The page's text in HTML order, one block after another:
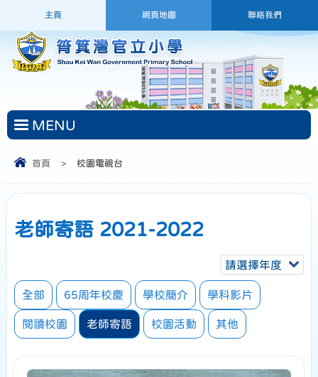
主頁 網頁地圖 聯絡我們
MENU
首頁 > 校園電視台
老師寄語 2021-2022
請選擇年度
全部 65周年校慶 學校簡介 學科影片
閱讀校園 老師寄語 校園活動 其他